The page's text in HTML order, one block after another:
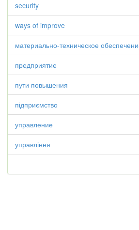
security
ways of improve
материально-техническое
предприятие
пути повышения
підприємство
управление
управління